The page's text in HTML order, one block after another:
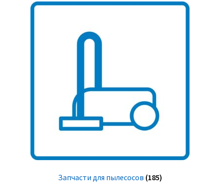
Запчасти для пылесосов (185)